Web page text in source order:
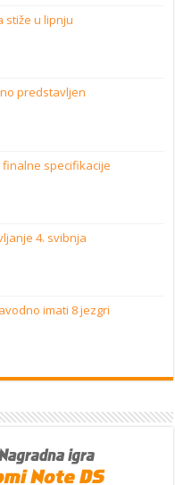
stiže u lipnju
predstavljen
finalne specifikacije
4. svibnja
imati 8 jezgri